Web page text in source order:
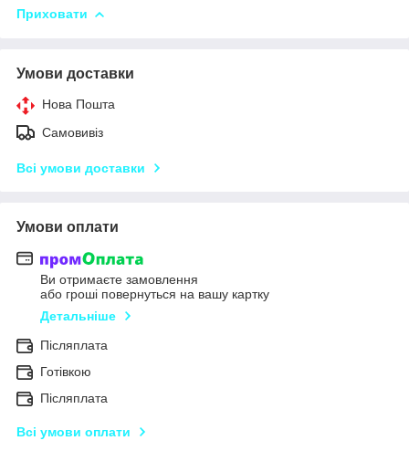
Приховати
Умови доставки
Нова Пошта
Самовивіз
Всі умови доставки
Умови оплати
Ви отримаєте замовлення
або гроші повернуться на вашу картку
Детальніше
Післяплата
Готівкою
Післяплата
Всі умови оплати